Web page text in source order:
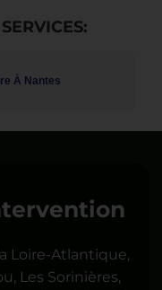
À Nantes
Loire-Atlantique,
Les Sorinières,